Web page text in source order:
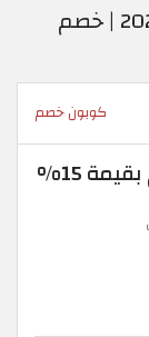
المزيد من كود خصم طيران الخليج 2026 | خصم
كوبون خصم